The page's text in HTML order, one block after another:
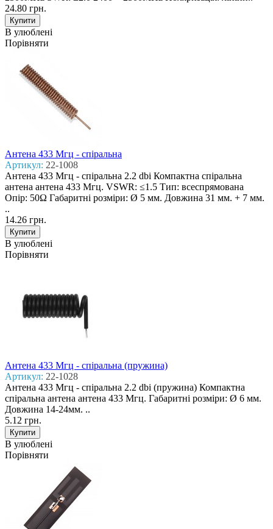
24.80 грн.
В улюблені
Порівняти
Антена 433 Mгц - спіральна
Артикул: 22-1008
Антена 433 Mгц - спіральна 2.2 dbi Компактна спіральна
антена антена 433 Мгц. VSWR: ≤1.5 Тип: всеспрямована
Опір: 50Ω Габаритні розміри: Ø 5 мм. Довжина 31 мм. + 7 мм.
..
14.26 грн.
В улюблені
Порівняти
Антена 433 Mгц - спіральна (пружина)
Артикул: 22-1028
Антена 433 Mгц - спіральна 2.2 dbi (пружина) Компактна
спіральна антена антена 433 Мгц. Габаритні розміри: Ø 6 мм.
Довжина 14-24мм. ..
5.12 грн.
В улюблені
Порівняти